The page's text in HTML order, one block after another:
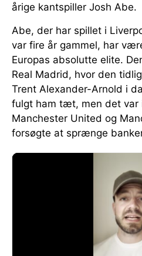
årige kantspiller Josh Abe.
Abe, der har spillet i
var fire år gammel, har
Europas absolutte elite.
Real Madrid, hvor den
Trent Alexander-Arnold i
fulgt ham tæt, men det
Manchester United og
forsøgte at sprænge